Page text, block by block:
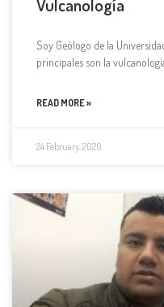
Vulcanología
Soy Geólogo de la
principales son la
READ MORE »
24 February, 2020